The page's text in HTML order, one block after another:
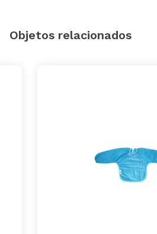
Objetos relacionados